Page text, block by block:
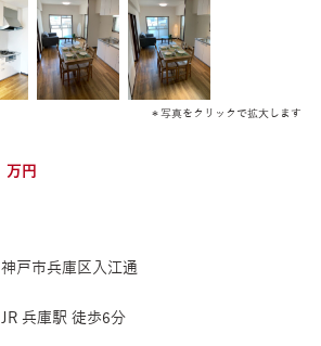
＊写真をクリックで拡大します
万円
神戸市兵庫区入江通
JR 兵庫駅 徒歩6分